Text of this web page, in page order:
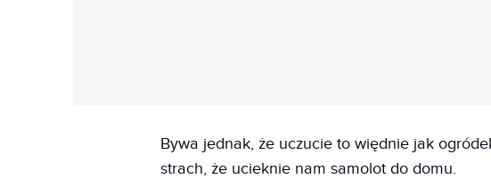
Bywa jednak, że uczucie to więdnie jak
strach, że ucieknie nam samolot do domu.